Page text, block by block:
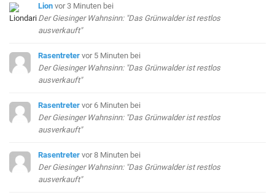
Lion vor 3 Minuten bei
Der Giesinger Wahnsinn: "Das Grünwalder ist restlos
ausverkauft"
Rasentreter vor 5 Minuten bei
Der Giesinger Wahnsinn: "Das Grünwalder ist restlos
ausverkauft"
Rasentreter vor 6 Minuten bei
Der Giesinger Wahnsinn: "Das Grünwalder ist restlos
ausverkauft"
Rasentreter vor 8 Minuten bei
Der Giesinger Wahnsinn: "Das Grünwalder ist restlos
ausverkauft"